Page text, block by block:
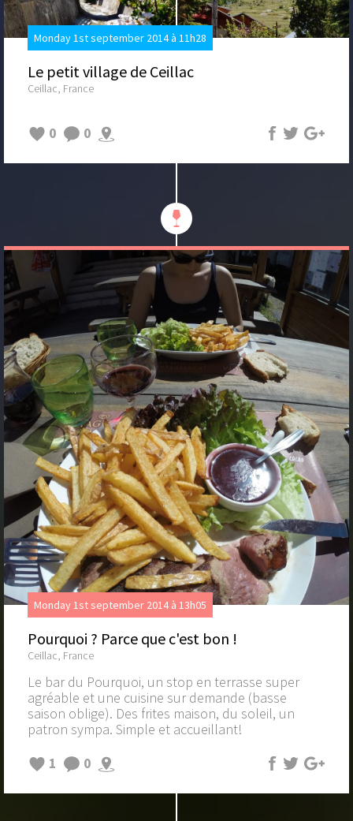
Monday 1st september 2014 à 11h28
Le petit village de Ceillac
Ceillac, France
0 0
Monday 1st september 2014 à 13h05
Pourquoi ? Parce que c'est bon !
Ceillac, France
Le bar du Pourquoi, un stop en terrasse super
agréable et une cuisine sur demande (basse
saison oblige). Des frites maison, du soleil, un
patron sympa. Simple et accueillant!
1
0